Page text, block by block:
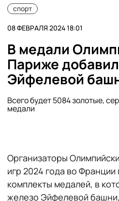
спорт
08 ФЕВРАЛЯ 2024 18:01
В медали
Париже
Эйфелевой
Всего будет 5084 золотые,
медали
Организаторы
игр 2024 года во Франции
комплекты медалей, в
железо Эйфелевой башни,